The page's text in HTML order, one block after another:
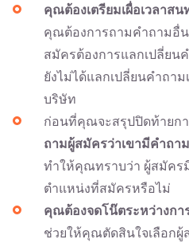
คุณต้องเตรียมเผื่อเวลาส
คุณต้องการถามคำถามอื่
สมัครต้องการแลกเปลี่ยน
ยังไม่ได้แลกเปลี่ยนคำถ
บริษัท
ก่อนที่คุณจะสรุปปิดท้ายก
ถามผู้สมัครว่าเขามีคำถา
ทำให้คุณทราบว่า ผู้สมัคร
ตำแหน่งที่สมัครหรือไม่
คุณต้องจดโน๊ตระหว่างก
ช่วยให้คุณตัดสินใจเลือกผู้